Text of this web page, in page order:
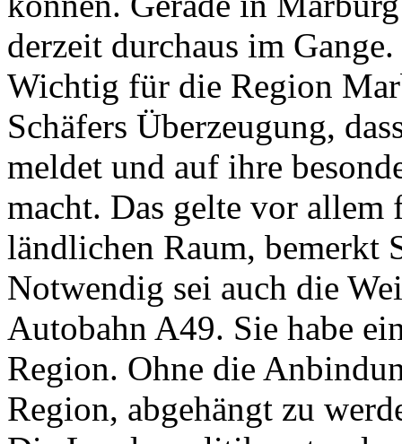
derzeit durchaus im Gange.
Wichtig für die Region
Schäfers Überzeugung,
meldet und auf ihre
macht. Das gelte vor
ländlichen Raum, bemerkt
Notwendig sei auch die
Autobahn A49. Sie habe
Region. Ohne die
Region, abgehängt zu